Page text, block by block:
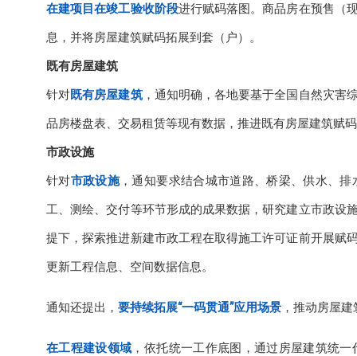
在建项目在竣工验收阶段进行赋码落图。商品房在预售（
息，并将房屋建筑赋码拓展到套（户）。
既有房屋建筑
针对既有房屋建筑，通知明确，各地要基于全国自然灾害
品房楼盘表、交易租赁等现有数据，推进既有房屋建筑赋
市政设施
针对市政设施，通知要求结合城市道路、桥梁、供水、
工、测绘、交付等环节形成的成果数据，研究建立市政设
提下，探索推进新建市政工程在取得施工许可证前开展赋
更新工程信息、空间数据信息。
通知还提出， 要持续拓展“一码贯通”应用场景 ，推动房屋
在工程建设领域 ，依托统一工作底图，通过房屋建筑统